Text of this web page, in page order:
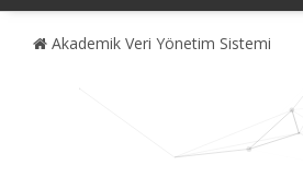
Akademik Veri Yönetim Sistemi